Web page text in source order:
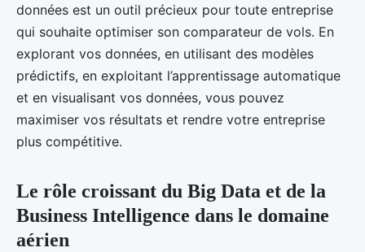
données est un outil précieux pour toute entreprise
qui souhaite optimiser son comparateur de vols. En
explorant vos données, en utilisant des modèles
prédictifs, en exploitant l’apprentissage automatique
et en visualisant vos données, vous pouvez
maximiser vos résultats et rendre votre entreprise
plus compétitive.
Le rôle croissant du Big Data et de la
Business Intelligence dans le domaine
aérien